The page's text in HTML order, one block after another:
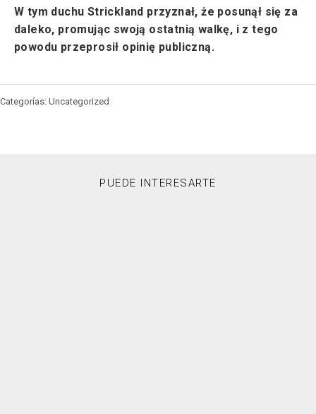
W tym duchu Strickland przyznał, że posunął się za
daleko, promując swoją ostatnią walkę, i z tego
powodu przeprosił opinię publiczną.
Categorías: Uncategorized
PUEDE INTERESARTE